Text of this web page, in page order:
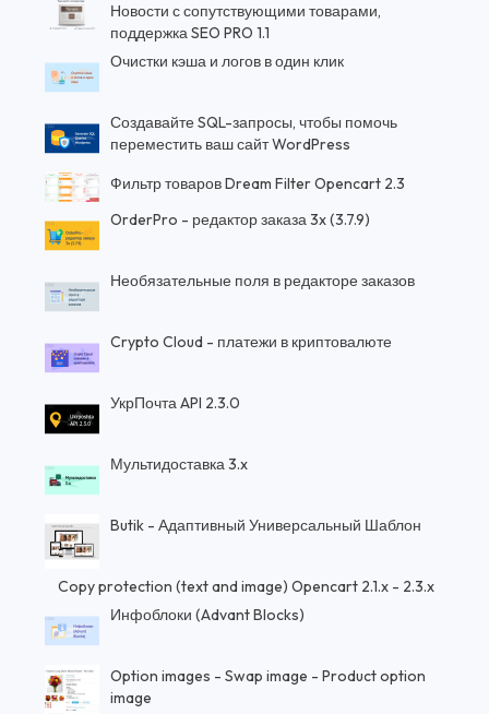
Новости с сопутствующими товарами,
поддержка SEO PRO 1.1
Очистки кэша и логов в один клик
Создавайте SQL-запросы, чтобы помочь
переместить ваш сайт WordPress
Фильтр товаров Dream Filter Opencart 2.3
OrderPro - редактор заказа 3x (3.7.9)
Необязательные поля в редакторе заказов
Crypto Cloud - платежи в криптовалюте
УкрПочта API 2.3.0
Мультидоставка 3.x
Butik - Адаптивный Универсальный Шаблон
Copy protection (text and image) Opencart 2.1.x - 2.3.x
Инфоблоки (Advant Blocks)
Option images - Swap image - Product option
image